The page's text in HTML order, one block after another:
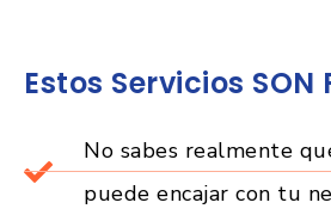
Estos Servicios SON
No sabes realmente
puede encajar con tu